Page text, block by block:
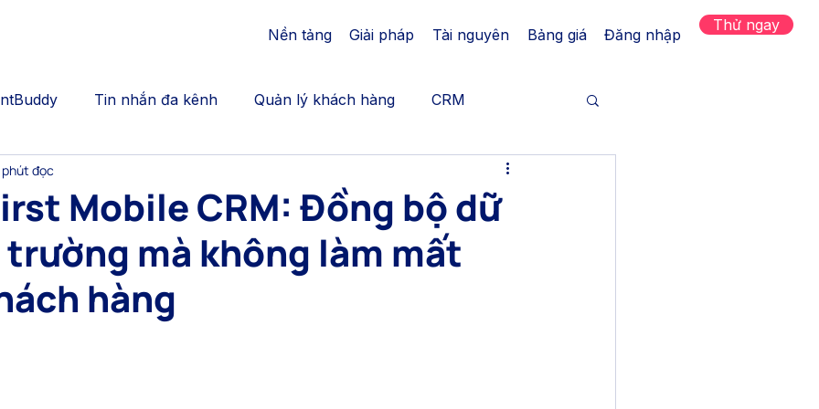
Nền tảng Giải pháp Tài nguyên Bảng giá Đăng nhập
Thử ngay
Tin nhắn đa kênh Quản lý khách hàng CRM
Call Center | AntBuddy Blog Chăm sóc khách hàng Tăng trưởng
động hóa marketing
Mobile CRM: Đồng bộ dữ
mà không làm mất
hàng
phút đọc